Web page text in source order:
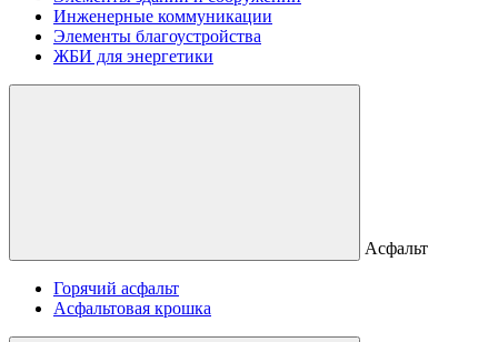
Инженерные коммуникации
Элементы благоустройства
ЖБИ для энергетики
Асфальт
Горячий асфальт
Асфальтовая крошка